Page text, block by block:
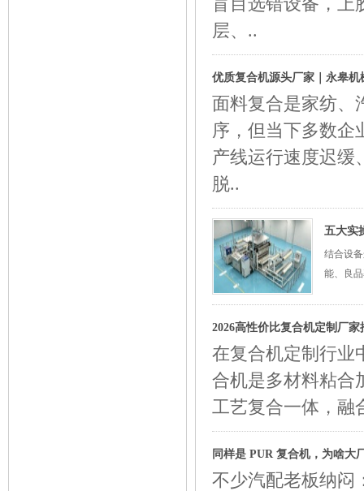
层、..
优质复合机源头厂家｜永皋
面料复合是家纺、
序，但当下多数企
产线运行速度迟缓
脱..
五大实
结合设
能、良
2026高性价比复合机定制厂家
在复合机定制行业
合机是多材料粘合
工艺复合一体，融
同样是 PUR 复合机，为啥大
不少汽配老板纳闷